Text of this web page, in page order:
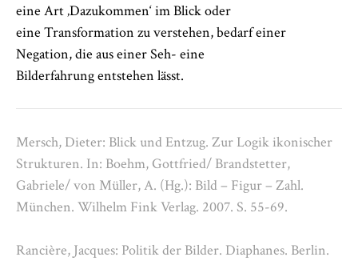
eine Art ‚Dazukommen‘ im Blick oder
eine Transformation zu verstehen, bedarf einer
Negation, die aus einer Seh- eine
Bilderfahrung entstehen lässt.
Mersch, Dieter: Blick und Entzug. Zur Logik ikonischer
Strukturen. In: Boehm, Gottfried/ Brandstetter,
Gabriele/ von Müller, A. (Hg.): Bild – Figur – Zahl.
München. Wilhelm Fink Verlag. 2007. S. 55-69.
Rancière, Jacques: Politik der Bilder. Diaphanes. Berlin.